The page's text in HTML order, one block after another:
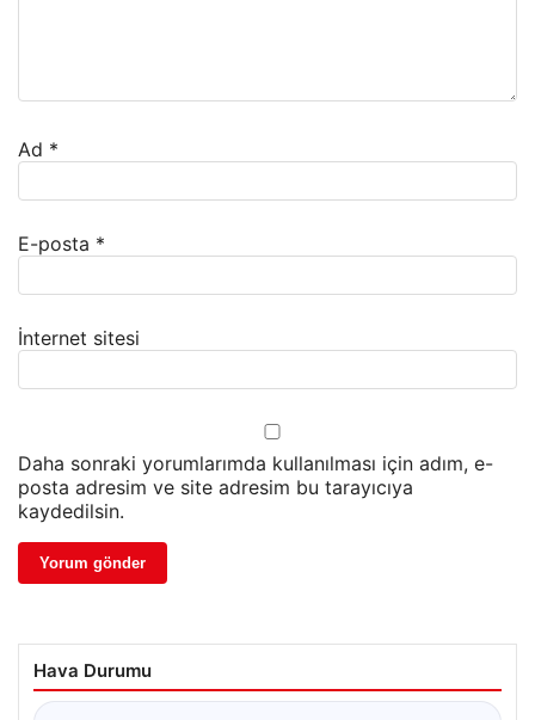
Ad *
E-posta *
İnternet sitesi
Daha sonraki yorumlarımda kullanılması için adım, e-
posta adresim ve site adresim bu tarayıcıya
kaydedilsin.
Hava Durumu